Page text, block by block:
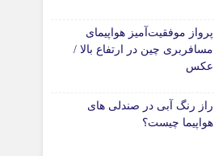
پرواز موفقیت‌آمیز هواپیمای
مسافربری چین در ارتفاع بالا /
عکس
راز رنگ آبی در صندلی های
هواپیما چیست؟